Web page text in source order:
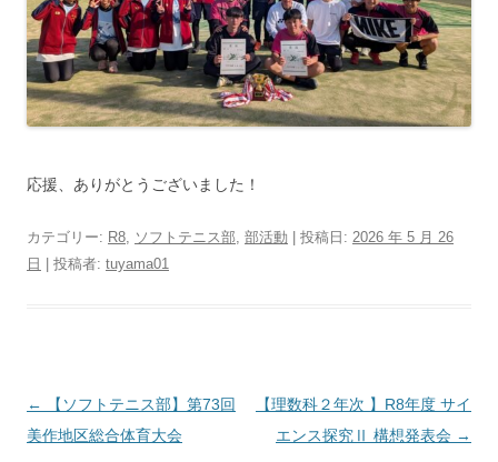
応援、ありがとうございました！
カテゴリー: R8 ソフトテニス部 部活動 | 投稿日: 2026 年 5 月 26
日
投稿者: tuyama01
投稿ナビゲーション
←
【ソフトテニス部】第73回
美作地区総合体育大会
【理数科２年次 】R8年度 サイ
エンス探究Ⅱ 構想発表会 →